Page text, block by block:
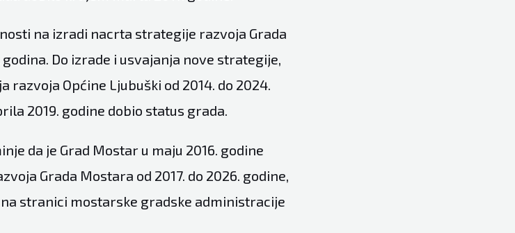
na izradi nacrta strategije razvoja Grada
Do izrade i usvajanja nove strategije,
Općine Ljubuški od 2014. do 2024.
2019. godine dobio status grada.
da je Grad Mostar u maju 2016. godine
Grada Mostara od 2017. do 2026. godine,
stranici mostarske gradske administracije